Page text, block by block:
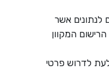
לנתונים אשר
המקוון
לדרוש פרטי